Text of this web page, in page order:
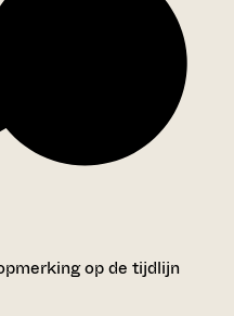
op de tijdlijn